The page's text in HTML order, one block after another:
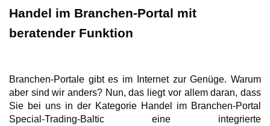
Handel im Branchen-Portal mit
beratender Funktion
Branchen-Portale gibt es im Internet zur Genüge. Warum
aber sind wir anders? Nun, das liegt vor allem daran, dass
Sie bei uns in der Kategorie Handel im Branchen-Portal
Special-Trading-Baltic eine integrierte